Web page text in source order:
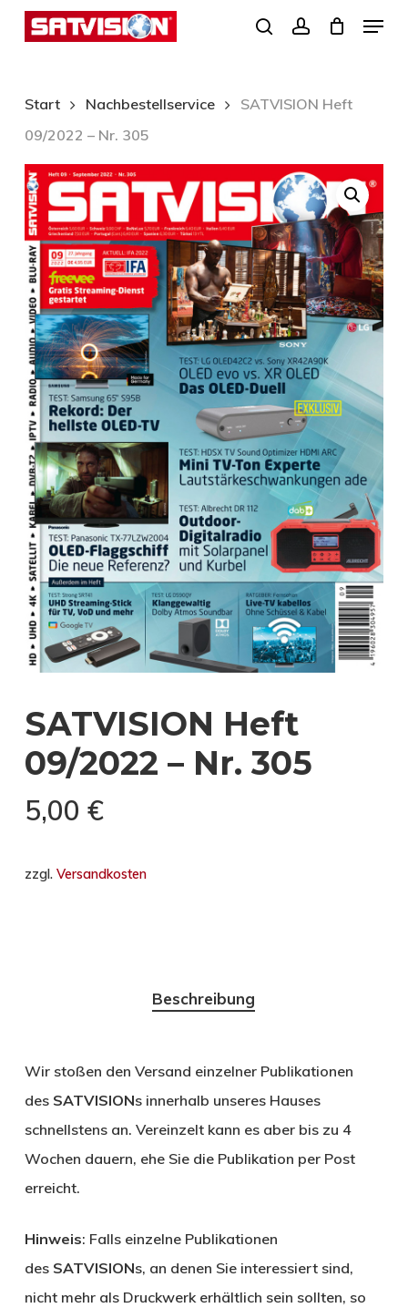
Skip
content
search
Menu
Start Nachbestellservice
SATVISION Heft
09/2022 – Nr. 305
SATVISION Heft
09/2022 – Nr. 305
5,00 €
zzgl. Versandkosten
Beschreibung
Wir stoßen den Versand einzelner Publikationen
des SATVISIONs innerhalb unseres Hauses
schnellstens an. Vereinzelt kann es aber bis zu 4
Wochen dauern, ehe Sie die Publikation per Post
erreicht.
Hinweis: Falls einzelne Publikationen
des SATVISIONs, an denen Sie interessiert sind,
nicht mehr als Druckwerk erhältlich sein sollten, so